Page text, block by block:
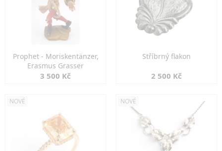
Prophet - Moriskentänzer,
Erasmus Grasser
3 500 Kč
Stříbrný flakon
2 500 Kč
NOVÉ NOVÉ